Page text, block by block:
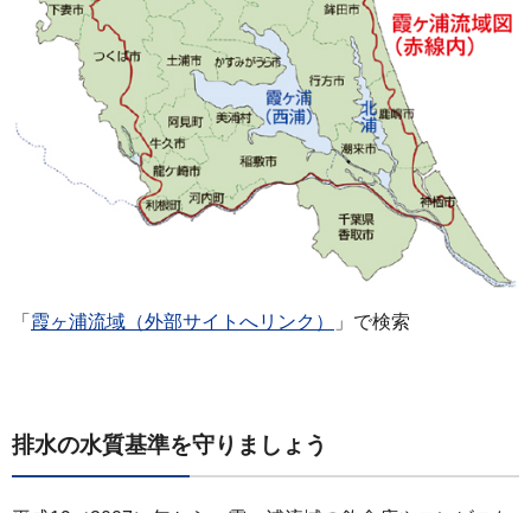
「 霞ヶ浦流域（外部サイトへリンク） 」で検索
排水の水質基準を守りましょう